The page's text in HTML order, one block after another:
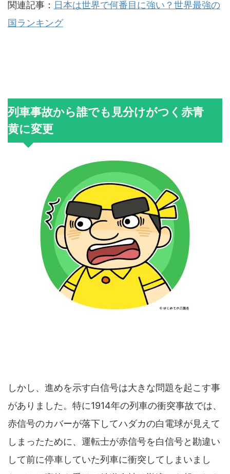
関連記事： 日本は世界で何番目に強い？世界最強の
国ランキング
列車事故から誰でも見分けがつく赤青
黄に変更
しかし、進めを示す白信号は大きな問題を起こす事
がありました。特に1914年の列車の衝突事故では、
赤信号のカバーが落下してハダカの白電球が見えて
しまったために、運転士が赤信号を白信号と勘違い
して前に停車していた列車に衝突してしまいまし